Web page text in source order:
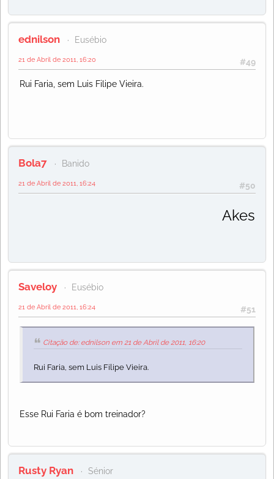
ednilson Eusébio
#49
21 de Abril de 2011, 16:20
Rui Faria, sem Luis Filipe Vieira.
Bola7 Banido
#50
21 de Abril de 2011, 16:24
Akesso!
Saveloy Eusébio
#51
21 de Abril de 2011, 16:24
Citação de: ednilson em 21 de Abril de 2011, 16:20
Rui Faria, sem Luis Filipe Vieira.
Esse Rui Faria é bom treinador?
Rusty Ryan Sénior